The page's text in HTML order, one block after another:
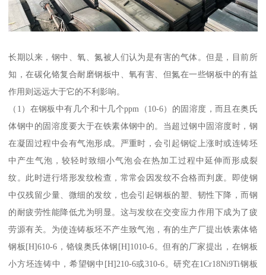
长期以来，钢中、氧、氮被人们认为是有害的气体。但是，目前所
知，在碳化铬复合耐磨钢板中、氧有害、但氮在一些钢板中的有益
作用则远远大于它的不利影响。
（1）在钢板中有几个和十几个ppm（10-6）的固溶度，而且在奥氏
体钢中的固溶度要大于在铁素体钢中的。当超过钢中固溶度时，钢
在凝固过程中会有气泡形成。严重时，会引起钢锭上涨时或连铸坯
中产生气泡，较轻时致细小气泡会在热加工过程中延伸而形成裂
纹。此时进行塔形发纹检查，常常会因发纹不合格而判废。即使钢
中仅残留少量、微细的发纹，也会引起钢板的塑、韧性下降，而钢
的耐疲劳性能降低尤为明显。这与发纹在交变应力作用下成为了疲
劳源有关。为使连铸板坯不产生致气泡，有的生产厂提出铁素体铬
钢板[H]610-6，铬镍奥氏体钢[H]1010-6。但有的厂家提出，在钢板
小方坯连铸中，希望钢中[H]210-6或310-6。研究在1Cr18Ni9Ti钢板